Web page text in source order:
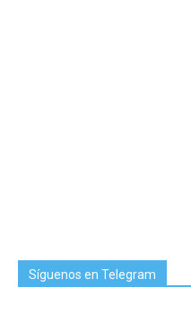
Síguenos en Telegram